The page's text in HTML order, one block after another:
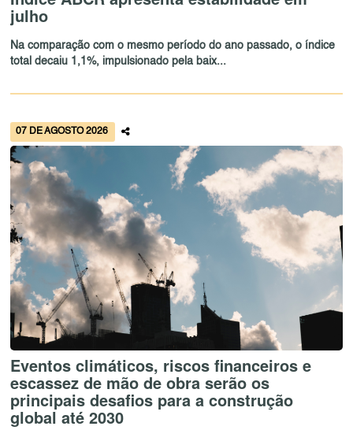
julho
Na comparação com o mesmo período do ano passado, o índice
total decaiu 1,1%, impulsionado pela baix...
07 DE AGOSTO 2026
Eventos climáticos, riscos financeiros e
escassez de mão de obra serão os
principais desafios para a construção
global até 2030